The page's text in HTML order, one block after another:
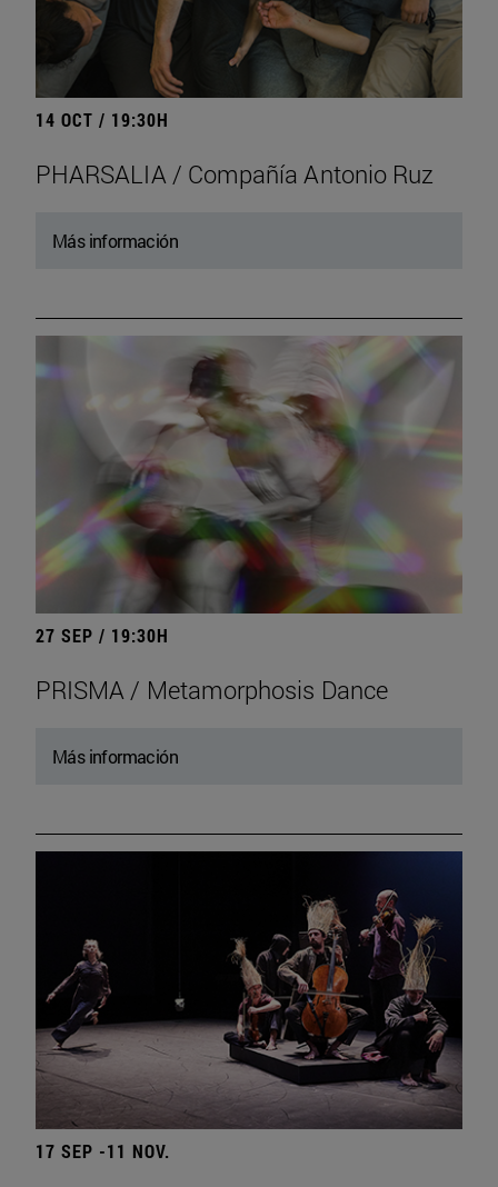
14 OCT / 19:30H
PHARSALIA / Compañía Antonio Ruz
Más información
27 SEP / 19:30H
PRISMA / Metamorphosis Dance
Más información
17 SEP -11 NOV.